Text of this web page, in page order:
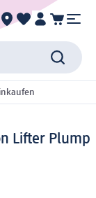
Lifter Plump